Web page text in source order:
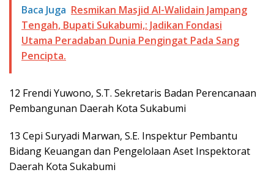
Baca Juga Resmikan Masjid Al-Walidain Jampang
Tengah, Bupati Sukabumi,: Jadikan Fondasi
Utama Peradaban Dunia Pengingat Pada Sang
Pencipta.
12 Frendi Yuwono, S.T. Sekretaris Badan Perencanaan
Pembangunan Daerah Kota Sukabumi
13 Cepi Suryadi Marwan, S.E. Inspektur Pembantu
Bidang Keuangan dan Pengelolaan Aset Inspektorat
Daerah Kota Sukabumi